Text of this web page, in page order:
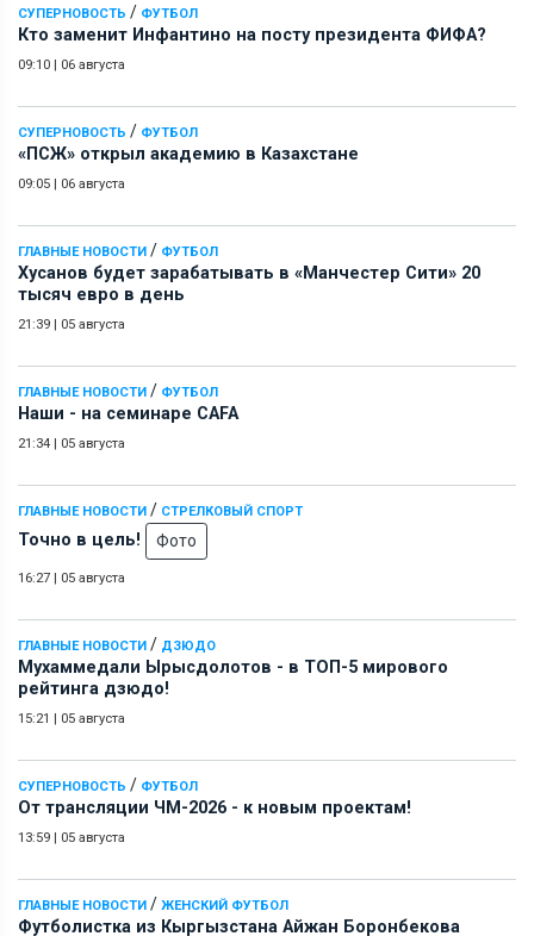
СУПЕРНОВОСТЬ / ФУТБОЛ
Кто заменит Инфантино на посту президента ФИФА?
09:10 | 06 августа
СУПЕРНОВОСТЬ / ФУТБОЛ
«ПСЖ» открыл академию в Казахстане
09:05 | 06 августа
ГЛАВНЫЕ НОВОСТИ / ФУТБОЛ
Хусанов будет зарабатывать в «Манчестер Сити» 20
тысяч евро в день
21:39 | 05 августа
ГЛАВНЫЕ НОВОСТИ / ФУТБОЛ
Наши - на семинаре СAFA
21:34 | 05 августа
ГЛАВНЫЕ НОВОСТИ / СТРЕЛКОВЫЙ СПОРТ
Точно в цель! Фото
16:27 | 05 августа
ГЛАВНЫЕ НОВОСТИ / ДЗЮДО
Мухаммедали Ырысдолотов - в ТОП-5 мирового
рейтинга дзюдо!
15:21 | 05 августа
СУПЕРНОВОСТЬ / ФУТБОЛ
От трансляции ЧМ-2026 - к новым проектам!
13:59 | 05 августа
ГЛАВНЫЕ НОВОСТИ / ЖЕНСКИЙ ФУТБОЛ
Футболистка из Кыргызстана Айжан Боронбекова